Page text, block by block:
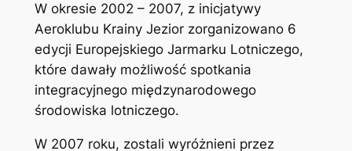
W okresie 2002 – 2007, z inicjatywy
Aeroklubu Krainy Jezior zorganizowano 6
edycji Europejskiego Jarmarku Lotniczego,
które dawały możliwość spotkania
integracyjnego międzynarodowego
środowiska lotniczego.
W 2007 roku, zostali wyróżnieni przez